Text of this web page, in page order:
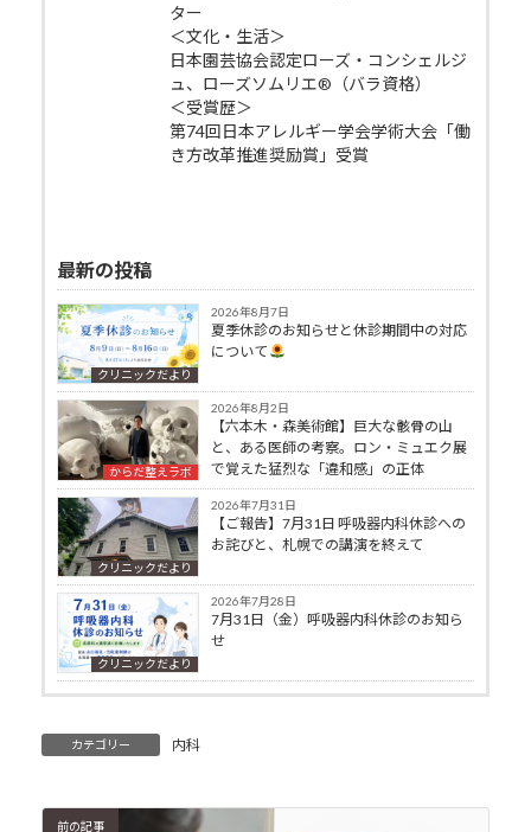
ター
＜文化・生活＞
日本園芸協会認定ローズ・コンシェルジ
ュ、ローズソムリエ®（バラ資格）
＜受賞歴＞
第74回日本アレルギー学会学術大会「働
き方改革推進奨励賞」受賞
最新の投稿
クリニックだより
2026年8月7日
夏季休診のお知らせと休診期間中の対応
について
からだ整えラボ
2026年8月2日
【六本木・森美術館】巨大な骸骨の山
と、ある医師の考察。ロン・ミュエク展
で覚えた猛烈な「違和感」の正体
クリニックだより
2026年7月31日
【ご報告】7月31日 呼吸器内科休診への
お詫びと、札幌での講演を終えて
クリニックだより
2026年7月28日
7月31日（金）呼吸器内科休診のお知ら
せ
カテゴリー 内科
前の記事